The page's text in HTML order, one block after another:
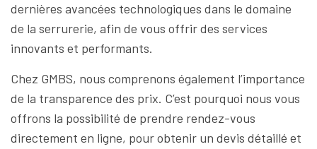
dernières avancées technologiques dans le domaine
de la serrurerie, afin de vous offrir des services
innovants et performants.
Chez GMBS, nous comprenons également l’importance
de la transparence des prix. C’est pourquoi nous vous
offrons la possibilité de prendre rendez-vous
directement en ligne, pour obtenir un devis détaillé et